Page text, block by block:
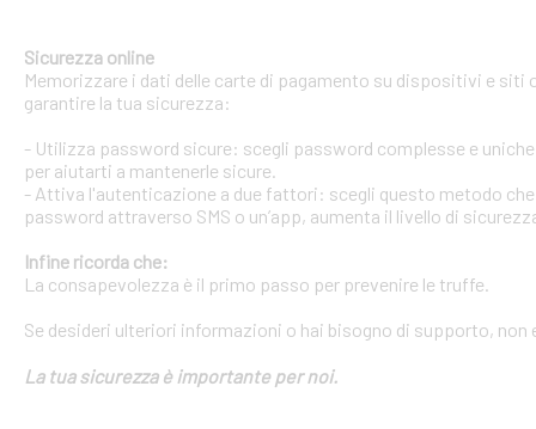
Sicurezza online
Memorizzare i dati delle carte di pagamento su dispositivi e
garantire la tua sicurezza:
- Utilizza password sicure: scegli password complesse e
per aiutarti a mantenerle sicure.
- Attiva l'autenticazione a due fattori: scegli questo metodo
password attraverso SMS o un’app, aumenta il livello di
Infine ricorda che:
La consapevolezza è il primo passo per prevenire le truffe.
Se desideri ulteriori informazioni o hai bisogno di supporto,
La tua sicurezza è importante per noi.